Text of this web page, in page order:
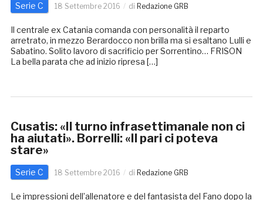
Serie C 18 Settembre 2016 di Redazione GRB
Il centrale ex Catania comanda con personalità il reparto
arretrato, in mezzo Berardocco non brilla ma si esaltano Lulli e
Sabatino. Solito lavoro di sacrificio per Sorrentino… FRISON
La bella parata che ad inizio ripresa […]
Cusatis: «Il turno infrasettimanale non ci
ha aiutati». Borrelli: «Il pari ci poteva
stare»
Serie C 18 Settembre 2016 di Redazione GRB
Le impressioni dell’allenatore e del fantasista del Fano dopo la